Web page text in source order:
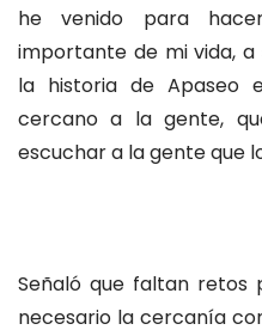
he venido para
importante de mi vida,
la historia de Apaseo
cercano a la gente,
escuchar a la gente que
Señaló que faltan retos
necesario la cercanía